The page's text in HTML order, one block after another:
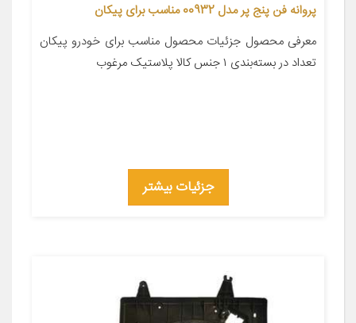
پروانه فن پنج پر مدل 00932 مناسب برای پیکان
معرفی محصول جزئیات محصول مناسب برای خودرو پیکان
تعداد در بسته‌بندی ۱ جنس کالا پلاستیک مرغوب
جزئیات بیشتر